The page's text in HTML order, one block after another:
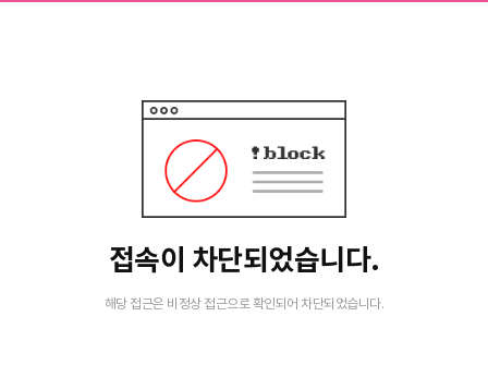
접속이 차단되었습니다.
해당 접근은 비정상 접근으로 확인되어 차단되었습니다.